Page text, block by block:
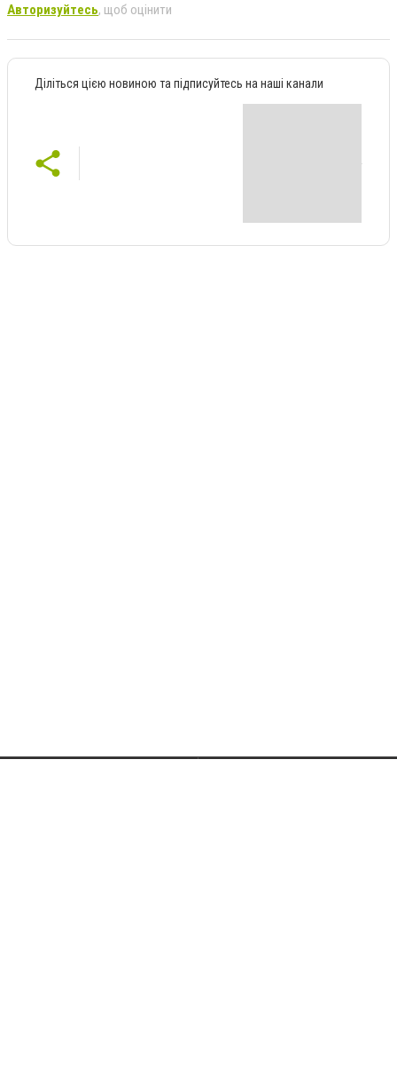
Авторизуйтесь, щоб оцінити
Діліться цією новиною та підписуйтесь на наші канали